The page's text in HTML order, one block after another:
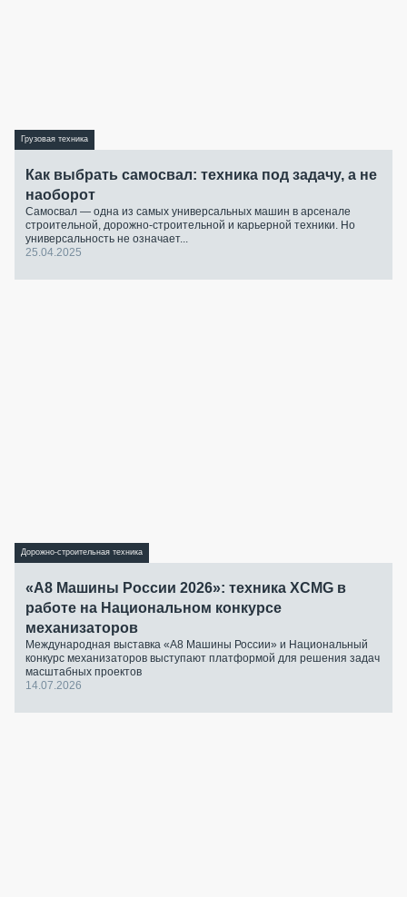
Грузовая техника
Как выбрать самосвал: техника под задачу, а не
наоборот
Самосвал — одна из самых универсальных машин в арсенале
строительной, дорожно-строительной и карьерной техники. Но
универсальность не означает...
25.04.2025
Дорожно-строительная техника
«А8 Машины России 2026»: техника XCMG в
работе на Национальном конкурсе
механизаторов
Международная выставка «А8 Машины России» и Национальный
конкурс механизаторов выступают платформой для решения задач
масштабных проектов
14.07.2026